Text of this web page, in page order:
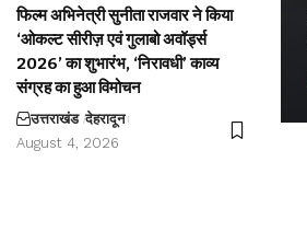
फिल्म अभिनेत्री सुनीता राजवार ने किया
‘ओकल्ट सीरीज़ एवं गुलाबो अवॉर्ड्स
2026’ का शुभारंभ, ‘निरावधी’ काव्य
संग्रह का हुआ विमोचन
उत्तराखंड देहरादून
August 4, 2026